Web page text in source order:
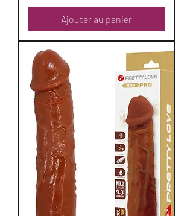
Ajouter au panier